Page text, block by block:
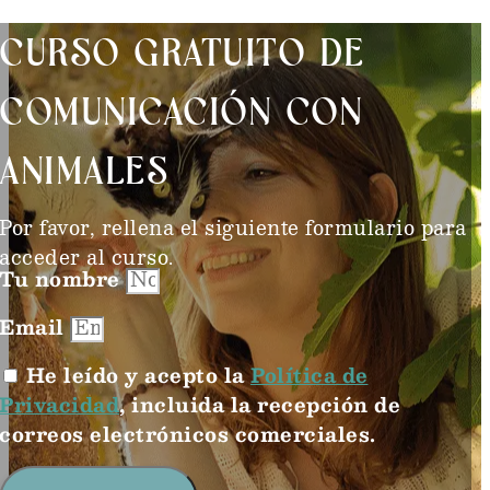
CURSO GRATUITO DE
COMUNICACIÓN CON
ANIMALES
Por favor, rellena el siguiente formulario para
acceder al curso.
Tu nombre
Email
He leído y acepto laPolítica de
Privacidad, incluida la recepción de
correos electrónicos comerciales.